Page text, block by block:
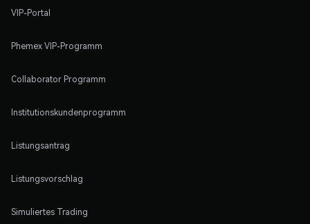
VIP-Portal
Phemex VIP-Programm
Collaborator Programm
Institutionskundenprogramm
Listungsantrag
Listungsvorschlag
Simuliertes Trading